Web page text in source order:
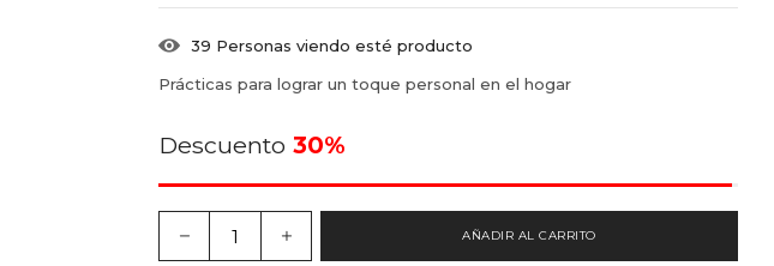
39 Personas viendo esté producto
Prácticas para lograr un toque personal en el hogar
Descuento 30%
AÑADIR AL CARRITO